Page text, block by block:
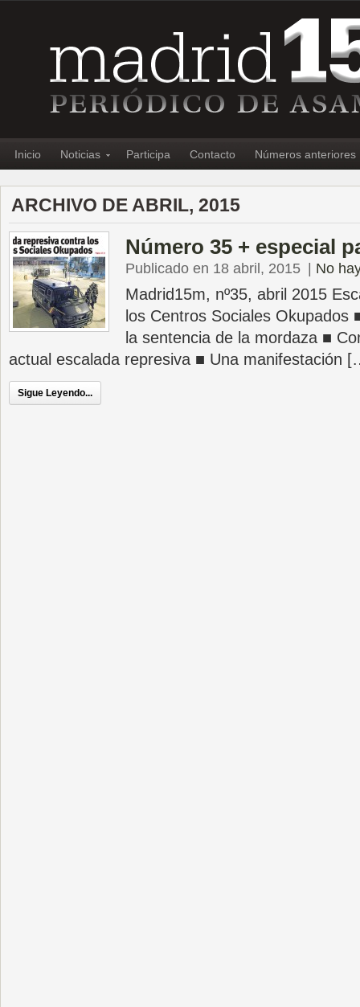
Inicio Noticias Participa Contacto Números anteriores
ARCHIVO DE ABRIL, 2015
Número 35 + especial
Publicado en 18 abril, 2015 No
Madrid15m, nº35, abril 2015
los Centros Sociales Okupados
la sentencia de la mordaza ■
actual escalada represiva ■ Una manifestación
Sigue Leyendo...